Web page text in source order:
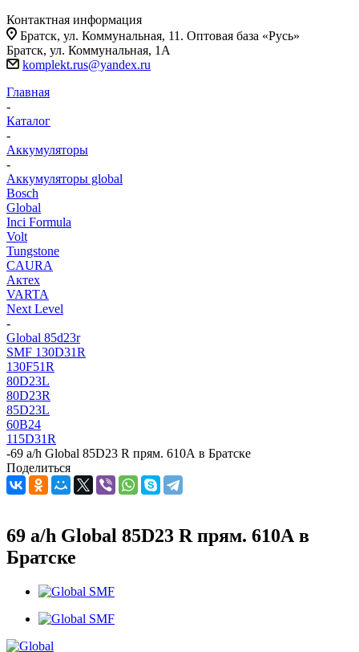
Контактная информация
Братск, ул. Коммунальная, 11. Оптовая база «Русь»
Братск, ул. Коммунальная, 1А
komplekt.rus@yandex.ru
Главная
-
Каталог
-
Аккумуляторы
-
Аккумуляторы global
Bosch
Global
Inci Formula
Volt
Tungstone
CAURA
Актех
VARTA
Next Level
-
Global 85d23r
SMF 130D31R
130F51R
80D23L
80D23R
85D23L
60В24
115D31R
-69 a/h Global 85D23 R прям. 610А в Братске
Поделиться
69 a/h Global 85D23 R прям. 610А в
Братске